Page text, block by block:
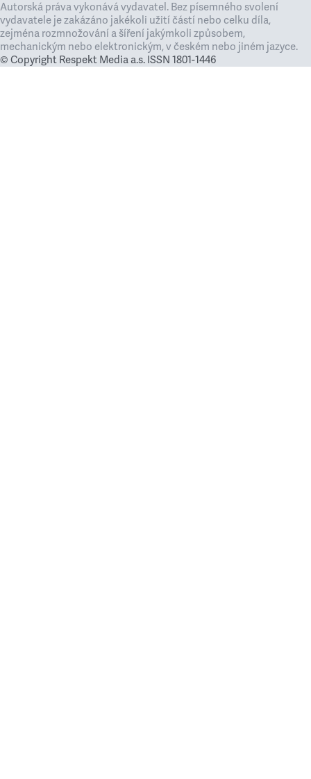
Autorská práva vykonává vydavatel. Bez písemného svolení
vydavatele je zakázáno jakékoli užití částí nebo celku díla,
zejména rozmnožování a šíření jakýmkoli způsobem,
mechanickým nebo elektronickým, v českém nebo jiném jazyce.
© Copyright Respekt Media a.s. ISSN 1801-1446